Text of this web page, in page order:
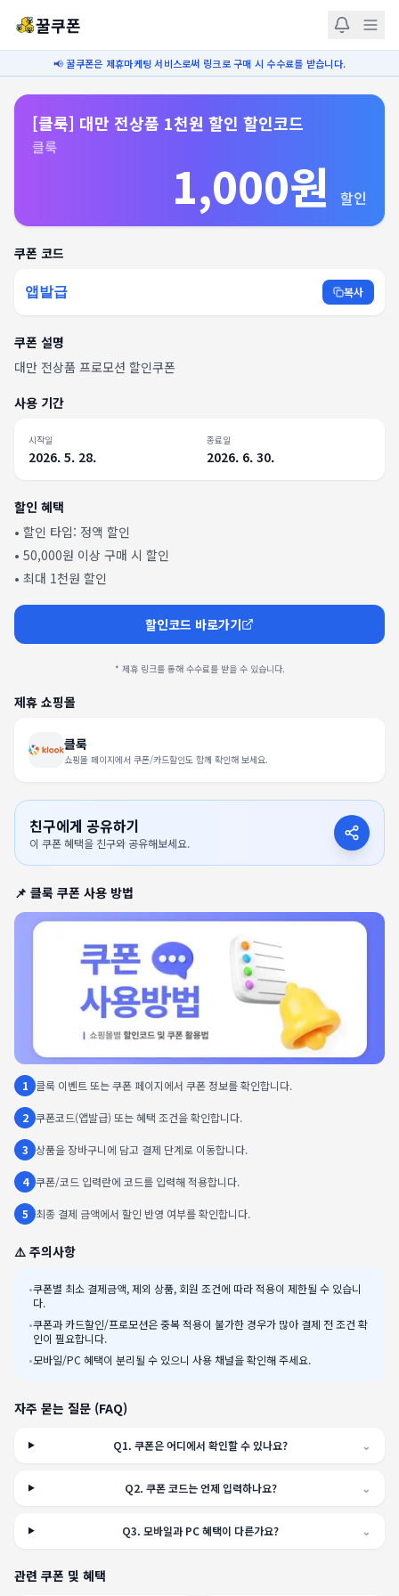
꿀쿠폰
📢 꿀쿠폰은 제휴마케팅 서비스로써 링크로 구매 시 수수료를 받습니다.
[클룩] 대만 전상품 1천원 할인 할인코드
클룩
1,000원 할인
쿠폰 코드
앱발급 복사
쿠폰 설명
대만 전상품 프로모션 할인쿠폰
사용 기간
시작일
2026. 5. 28.
종료일
2026. 6. 30.
할인 혜택
• 할인 타입: 정액 할인
• 50,000원 이상 구매 시 할인
• 최대 1천원 할인
할인코드 바로가기
* 제휴 링크를 통해 수수료를 받을 수 있습니다.
제휴 쇼핑몰
클룩
쇼핑몰 페이지에서 쿠폰/카드할인도 함께 확인해 보세요.
친구에게 공유하기
이 쿠폰 혜택을 친구와 공유해보세요.
📌 클룩 쿠폰 사용 방법
1 클룩 이벤트 또는 쿠폰 페이지에서 쿠폰 정보를 확인합니다.
2 쿠폰코드(앱발급) 또는 혜택 조건을 확인합니다.
3 상품을 장바구니에 담고 결제 단계로 이동합니다.
4 쿠폰/코드 입력란에 코드를 입력해 적용합니다.
5 최종 결제 금액에서 할인 반영 여부를 확인합니다.
⚠️ 주의사항
•쿠폰별 최소 결제금액, 제외 상품, 회원 조건에 따라 적용이 제한될 수 있습니
다.
•쿠폰과 카드할인/프로모션은 중복 적용이 불가한 경우가 많아 결제 전 조건 확
인이 필요합니다.
•모바일/PC 혜택이 분리될 수 있으니 사용 채널을 확인해 주세요.
자주 묻는 질문 (FAQ)
Q1.쿠폰은 어디에서 확인할 수 있나요? ⌄
Q2. 쿠폰 코드는 언제 입력하나요? ⌄
Q3.모바일과 PC 혜택이 다른가요? ⌄
관련 쿠폰 및 혜택